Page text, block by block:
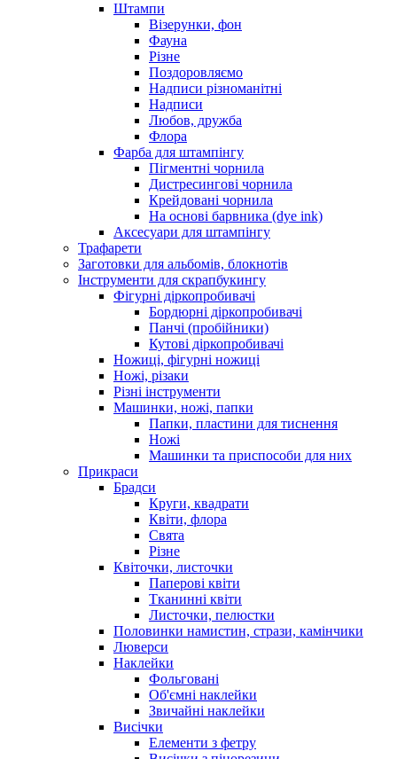
Штампи
Візерунки, фон
Фауна
Різне
Поздоровляємо
Надписи різноманітні
Надписи
Любов, дружба
Флора
Фарба для штампінгу
Пігментні чорнила
Дистресингові чорнила
Крейдовані чорнила
На основі барвника (dye ink)
Аксесуари для штампінгу
Трафарети
Заготовки для альбомів, блокнотів
Інструменти для скрапбукингу
Фігурні діркопробивачі
Бордюрні діркопробивачі
Панчі (пробійники)
Кутові діркопробивачі
Ножиці, фігурні ножиці
Ножі, різаки
Різні інструменти
Машинки, ножі, папки
Папки, пластини для тиснення
Ножі
Машинки та приспособи для них
Прикраси
Брадси
Круги, квадрати
Квіти, флора
Свята
Різне
Квіточки, листочки
Паперові квіти
Тканинні квіти
Листочки, пелюстки
Половинки намистин, стрази, камінчики
Люверси
Наклейки
Фольговані
Об'ємні наклейки
Звичайні наклейки
Висічки
Елементи з фетру